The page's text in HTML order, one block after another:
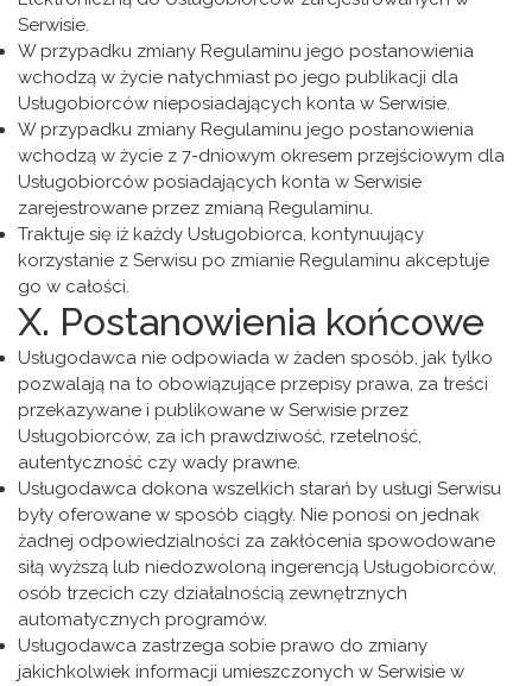
Serwisie.
W przypadku zmiany Regulaminu jego postanowienia
wchodzą w życie natychmiast po jego publikacji dla
Usługobiorców nieposiadających konta w Serwisie.
W przypadku zmiany Regulaminu jego postanowienia
wchodzą w życie z 7-dniowym okresem przejściowym dla
Usługobiorców posiadających konta w Serwisie
zarejestrowane przez zmianą Regulaminu.
Traktuje się iż każdy Usługobiorca, kontynuujący
korzystanie z Serwisu po zmianie Regulaminu akceptuje
go w całości.
X. Postanowienia końcowe
Usługodawca nie odpowiada w żaden sposób, jak tylko
pozwalają na to obowiązujące przepisy prawa, za treści
przekazywane i publikowane w Serwisie przez
Usługobiorców, za ich prawdziwość, rzetelność,
autentyczność czy wady prawne.
Usługodawca dokona wszelkich starań by usługi Serwisu
były oferowane w sposób ciągły. Nie ponosi on jednak
żadnej odpowiedzialności za zakłócenia spowodowane
siłą wyższą lub niedozwoloną ingerencją Usługobiorców,
osób trzecich czy działalnością zewnętrznych
automatycznych programów.
Usługodawca zastrzega sobie prawo do zmiany
jakichkolwiek informacji umieszczonych w Serwisie w